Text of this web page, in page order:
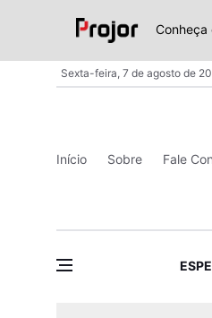
Conheça
Sexta-feira, 7 de agosto de
Início Sobre Fale